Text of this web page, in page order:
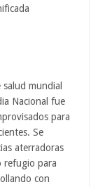
mundial
Nacional fue
​​para
Se
aterradoras
refugio para
con